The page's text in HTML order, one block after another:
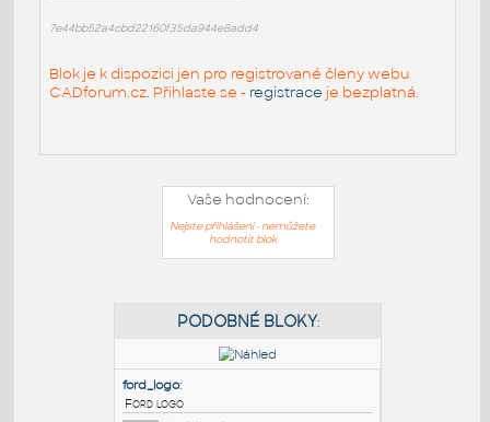
7e44bb52a4cbd22160f35da944e8add4
Blok je k dispozici jen pro registrované členy webu
CADforum.cz. Přihlaste se - registrace je bezplatná.
Vaše hodnocení:
Nejste přihlášeni - nemůžete
hodnotit blok